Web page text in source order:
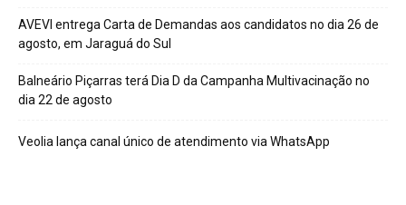
AVEVI entrega Carta de Demandas aos candidatos no dia 26 de
agosto, em Jaraguá do Sul
Balneário Piçarras terá Dia D da Campanha Multivacinação no
dia 22 de agosto
Veolia lança canal único de atendimento via WhatsApp